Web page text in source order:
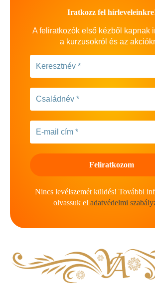
Iratkozz fel
A feliratkozók első kézből kapnak
a kurzusokról és az
Nincs levélszemét küldés! További
olvassuk el adatvédelmi